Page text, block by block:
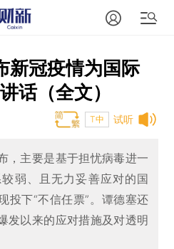
新冠疫情为国际
话（全文）
试听
T中
，主要是基于担忧病毒进一
弱、且无力妥善应对的国
投下“不信任票”。谭德塞还
发以来的应对措施及对透明